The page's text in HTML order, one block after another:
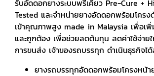
รับอัดดอกยางระบบพรีเคียว Pre-Cure +
Tested และจำหน่ายยางอัดดอกพร้อมโครง
เข้าคุณภาพสูง made in Malaysia เพื่อเ
และถูกต้อง เพื่อช่วยลดต้นทุน ลดค่าใช้จ่าย
การขนส่ง เจ้าของรถบรรทุก ดำเนินธุรกิจไ
ยางรถบรรทุกอัดดอกพร้อมโครงหน้